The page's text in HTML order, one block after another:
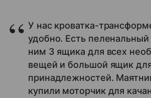
У нас кроватка-
удобно. Есть
ним 3 ящика для всех
вещей и большой ящик
принадлежностей.
купили моторчик для